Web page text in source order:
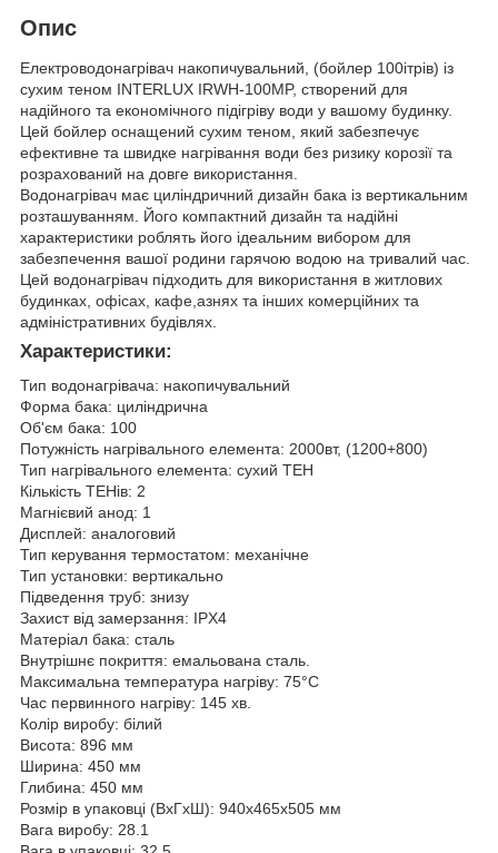
Опис
Електроводонагрівач накопичувальний, (бойлер 100ітрів) із
сухим теном INTERLUX IRWH-100MP, створений для
надійного та економічного підігріву води у вашому будинку.
Цей бойлер оснащений сухим теном, який забезпечує
ефективне та швидке нагрівання води без ризику корозії та
розрахований на довге використання.
Водонагрівач має циліндричний дизайн бака із вертикальним
розташуванням. Його компактний дизайн та надійні
характеристики роблять його ідеальним вибором для
забезпечення вашої родини гарячою водою на тривалий час.
Цей водонагрівач підходить для використання в житлових
будинках, офісах, кафе,азнях та інших комерційних та
адміністративних будівлях.
Характеристики:
Тип водонагрівача: накопичувальний
Форма бака: циліндрична
Об'єм бака: 100
Потужність нагрівального елемента: 2000вт, (1200+800)
Тип нагрівального елемента: сухий ТЕН
Кількість ТЕНів: 2
Магнієвий анод: 1
Дисплей: аналоговий
Тип керування термостатом: механічне
Тип установки: вертикально
Підведення труб: знизу
Захист від замерзання: IPX4
Матеріал бака: сталь
Внутрішнє покриття: емальована сталь.
Максимальна температура нагріву: 75°C
Час первинного нагріву: 145 хв.
Колір виробу: білий
Висота: 896 мм
Ширина: 450 мм
Глибина: 450 мм
Розмір в упаковці (ВхГхШ): 940х465х505 мм
Вага виробу: 28.1